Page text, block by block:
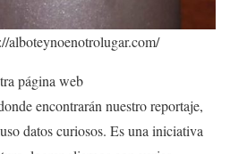
alboteynoenotrolugar.com/
página web
encontrarán nuestro reportaje,
datos curiosos. Es una iniciativa